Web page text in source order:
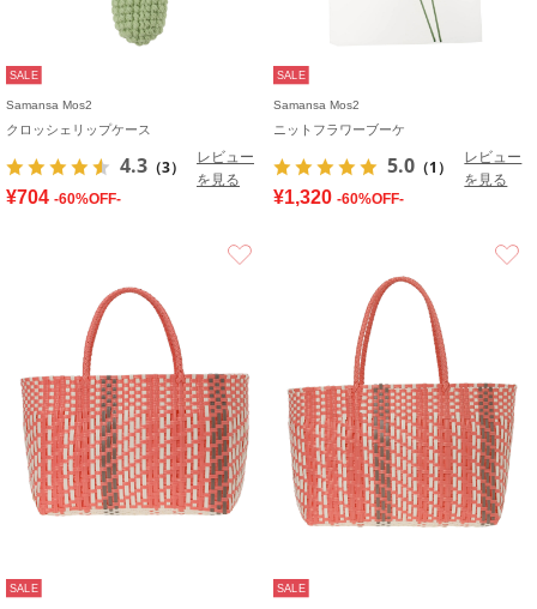
SALE
Samansa Mos2
クロッシェリップケース
4.3 （3）
レビュー
を見る
¥704 -60%OFF-
SALE
Samansa Mos2
ニットフラワーブーケ
5.0 （1）
レビュー
を見る
¥1,320 -60%OFF-
SALE SALE